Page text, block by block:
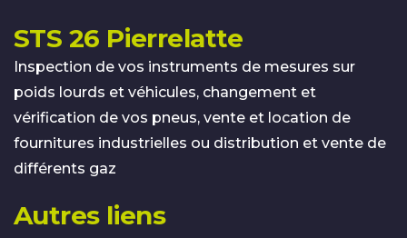
STS 26 Pierrelatte
Inspection de vos instruments de mesures sur
poids lourds et véhicules, changement et
vérification de vos pneus, vente et location de
fournitures industrielles ou distribution et vente de
différents gaz
Autres liens